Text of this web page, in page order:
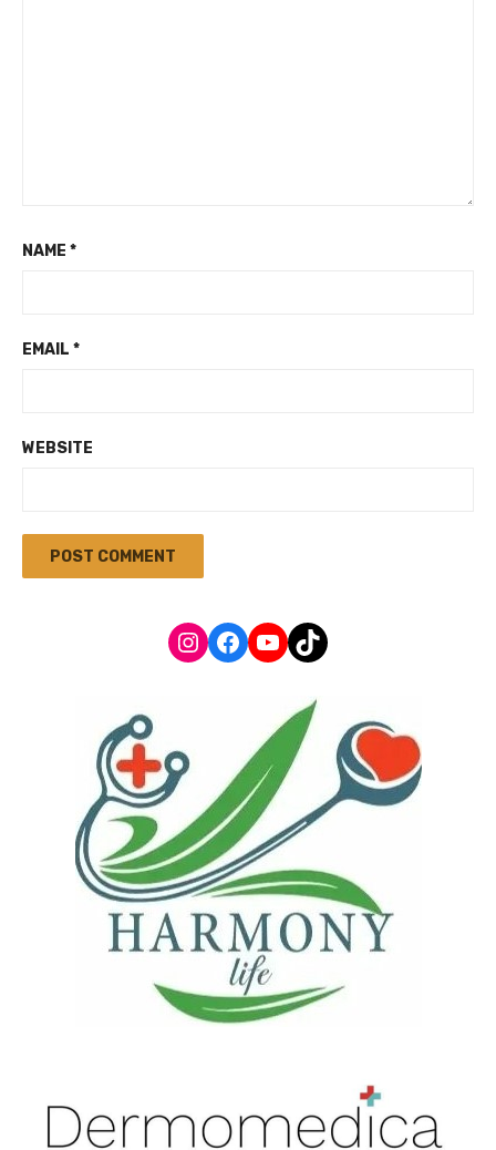
NAME *
EMAIL *
WEBSITE
Instagram
Facebook
YouTube
TikTok